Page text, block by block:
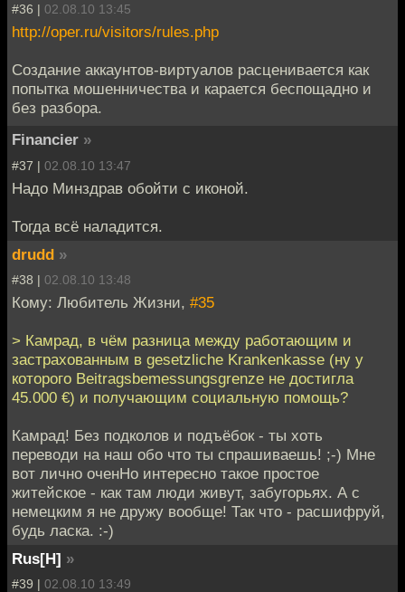
#36 | 02.08.10 13:45
http://oper.ru/visitors/rules.php
Создание аккаунтов-виртуалов расценивается как
попытка мошенничества и карается беспощадно и
без разбора.
Financier »
#37 | 02.08.10 13:47
Надо Минздрав обойти с иконой.
Тогда всё наладится.
drudd »
#38 | 02.08.10 13:48
Кому: Любитель Жизни, #35
> Камрад, в чём разница между работающим и
застрахованным в gesetzliche Krankenkasse (ну у
которого Beitragsbemessungsgrenze не достигла
45.000 €) и получающим социальную помощь?
Камрад! Без подколов и подъёбок - ты хоть
переводи на наш обо что ты спрашиваешь! ;-) Мне
вот лично оченНо интересно такое простое
житейское - как там люди живут, забугорьях. А с
немецким я не дружу вообще! Так что - расшифруй,
будь ласка. :-)
Rus[H] »
#39 | 02.08.10 13:49